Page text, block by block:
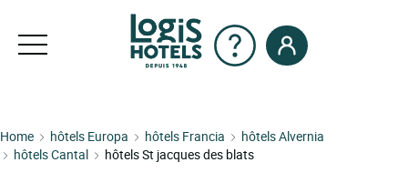
Home hôtels Europa hôtels Francia
hôtels Alvernia
hôtels Cantal
hôtels St jacques des blats